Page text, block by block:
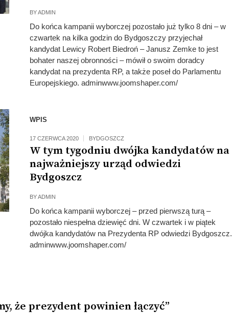
BYADMIN
Do końca kampanii wyborczej pozostało już tylko 8 dni – w
czwartek na kilka godzin do Bydgoszczy przyjechał
kandydat Lewicy Robert Biedroń – Janusz Zemke to jest
bohater naszej obronności – mówił o swoim doradcy
kandydat na prezydenta RP, a także poseł do Parlamentu
Europejskiego. adminwww.joomshaper.com/
WPIS
17 CZERWCA 2020 BYDGOSZCZ
W tym tygodniu dwójka kandydatów na
najważniejszy urząd odwiedzi
Bydgoszcz
BYADMIN
Do końca kampanii wyborczej – przed pierwszą turą –
pozostało niespełna dziewięć dni. W czwartek i w piątek
dwójka kandydatów na Prezydenta RP odwiedzi Bydgoszcz.
adminwww.joomshaper.com/
że prezydent powinien łączyć”